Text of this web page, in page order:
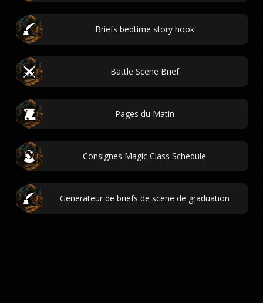
Briefs bedtime story hook
Battle Scene Brief
Pages du Matin
Consignes Magic Class Schedule
Generateur de briefs de scene de graduation